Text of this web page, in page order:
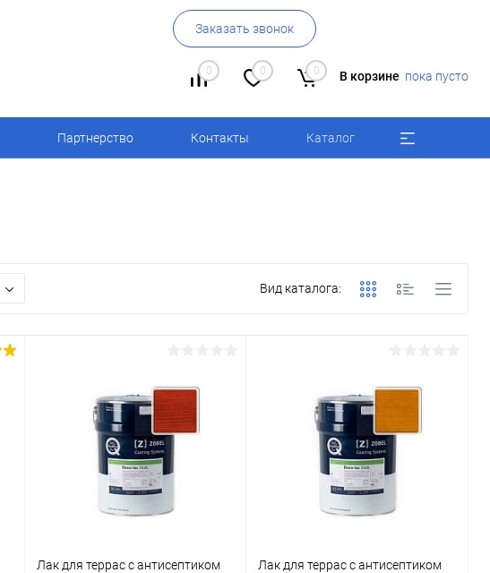
Заказать звонок
0 0 0 В корзине пока пусто
Партнерство Контакты Каталог
Вид каталога:
Лак для террас c антисептиком
Лак для террас c антисептиком